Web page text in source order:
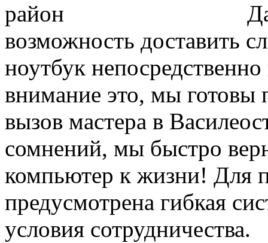
возможность доставить
ноутбук
внимание это, мы готовы
вызов мастера в
сомнений, мы быстро
компьютер к жизни! Для
предусмотрена гибкая
условия сотрудничества.